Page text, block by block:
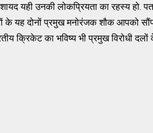
यही उनकी लोकप्रियता का रहस्य हो.
के यह दोनों प्रमुख मनोरंजक शौक आपको
क्रिकेट का भविष्य भी प्रमुख विरोधी